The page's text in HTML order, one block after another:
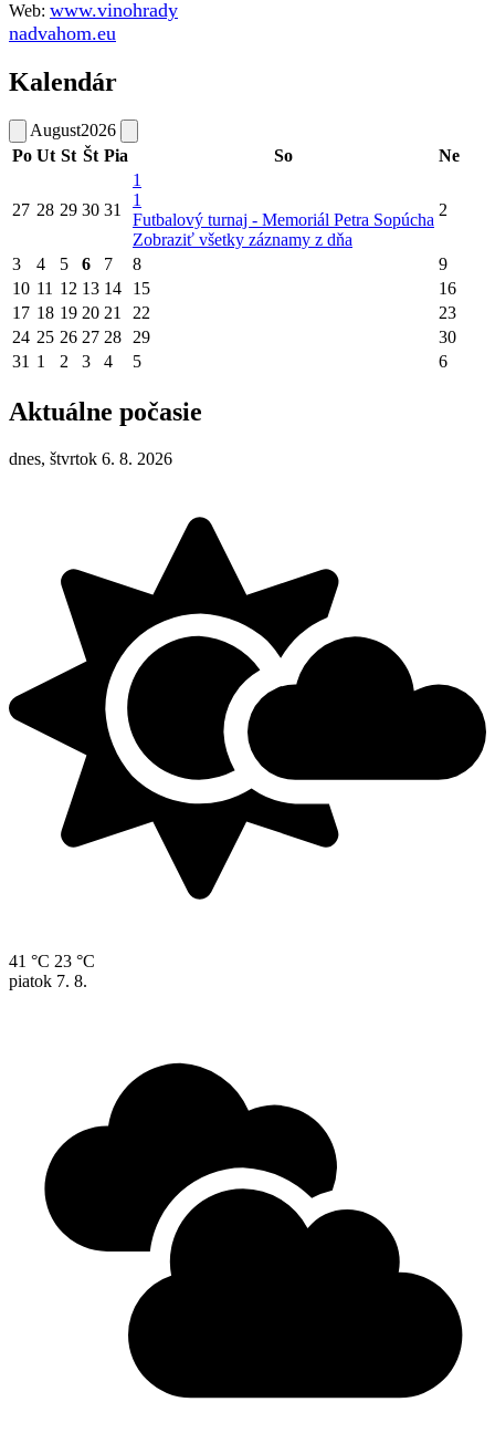
Web: www.vinohrady
nadvahom.eu
Kalendár
August2026
Po Ut St Št Pia So Ne
27 28 29 30 31
1
1
Futbalový turnaj - Memoriál Petra Sopúcha
Zobraziť všetky záznamy z dňa
2
3 4 5 6 7 8
9
10 11 12 13 14 15
16
17 18 19 20 21 22
23
24 25 26 27 28 29
30
31 1 2 3 4 5 6
Aktuálne počasie
dnes, štvrtok 6. 8. 2026
41 °C 23 °C
piatok 7. 8.